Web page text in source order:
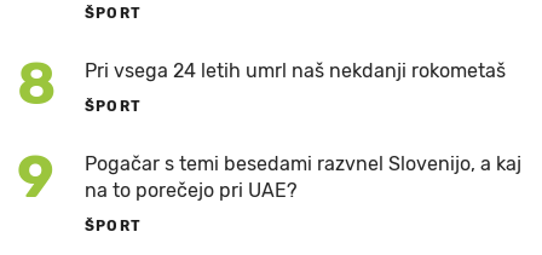
ŠPORT
8 Pri vsega 24 letih umrl naš nekdanji rokometaš
ŠPORT
9
Pogačar s temi besedami razvnel Slovenijo, a kaj
na to porečejo pri UAE?
ŠPORT